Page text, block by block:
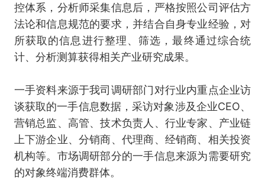
控体系，分析师采集信息后，严格按照公司评估方
法论和信息规范的要求，并结合自身专业经验，对
所获取的信息进行整理、筛选，最终通过综合统
计、分析测算获得相关产业研究成果。
一手资料来源于我司调研部门对行业内重点企业访
谈获取的一手信息数据，采访对象涉及企业CEO、
营销总监、高管、技术负责人、行业专家、产业链
上下游企业、分销商、代理商、经销商、相关投资
机构等。市场调研部分的一手信息来源为需要研究
的对象终端消费群体。